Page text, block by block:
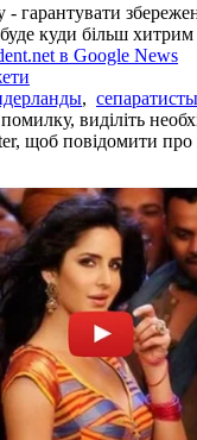
- гарантувати
куди більш хитрим
в Google News
, сепаратисты
виділіть
щоб повідомити про